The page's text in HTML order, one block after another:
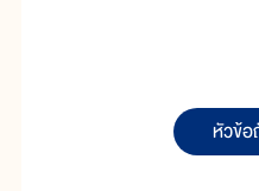
หัวข้อ